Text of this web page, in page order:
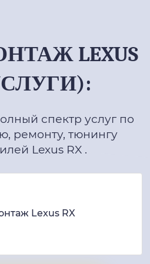
LEXUS
спектр услуг по
ремонту, тюнингу
Lexus RX .
Lexus RX